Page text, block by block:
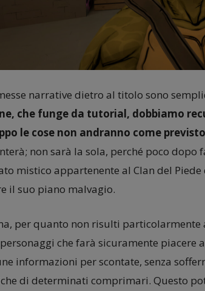
narrative dietro al titolo sono
che funge da tutorial, dobbiamo
le cose non andranno come
non sarà la sola, perché poco dopo
mistico appartenente al Clan del Piede
il suo piano malvagio.
per quanto non risulti
che farà sicuramente piacere
informazioni per scontate, senza
di determinati comprimari. Questo